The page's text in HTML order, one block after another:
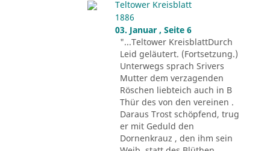
Teltower Kreisblatt
1886
03. Januar , Seite 6
"...Teltower KreisblattDurch
Leid geläutert. (Fortsetzung.)
Unterwegs sprach Srivers
Mutter dem verzagenden
Röschen liebteich auch in B
Thür des von den vereinen .
Daraus Trost schöpfend, trug
er mit Geduld den
Dornenkrauz , den ihm sein